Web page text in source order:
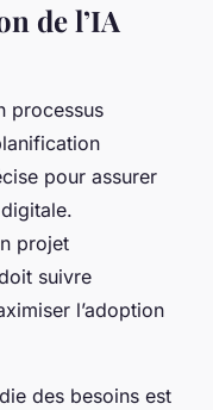
de l’IA
processus
pour assurer
projet
suivre
l’adoption
des besoins est